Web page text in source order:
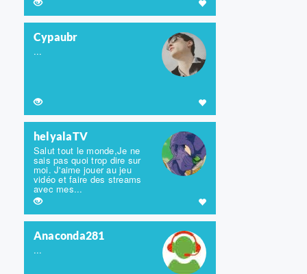
Cypaubr
...
helyalaTV
Salut tout le monde,Je ne
sais pas quoi trop dire sur
moi. J'aime jouer au jeu
vidéo et faire des streams
avec mes...
Anaconda281
...